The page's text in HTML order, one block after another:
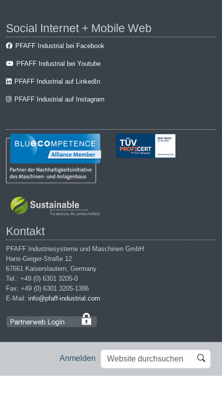
Anmelden
Website
durchsuchen
Erweiterte
Suche…
Social Internet + Mobile Web
PFAFF Industrial bei Facebook
PFAFF Industrial bei Youtube
PFAFF Industrial auf LinkedIn
PFAFF Industrial auf Instagram
Kontakt
PFAFF Industriesysteme und Maschinen GmbH
Hans-Geiger-Straße 12
67661 Kaiserslautern, Germany
Tel.: +49 (0) 6301 3205-0
Fax: +49 (0) 6301 3205-1386
E-Mail: info@pfaff-industrial.com